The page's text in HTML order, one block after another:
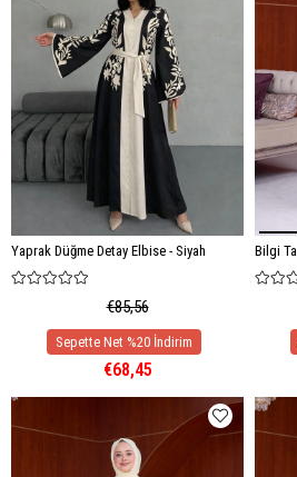
Yaprak Düğme Detay Elbise - Siyah
€85,56
€68,45
Bilgi